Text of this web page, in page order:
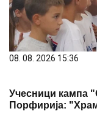
08. 08. 2026 15:36
Учесници кампа
Порфирија: